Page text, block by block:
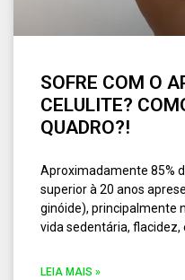
SOFRE COM O
CELULITE?
QUADRO?!
Aproximadamente 85%
superior à 20 anos
ginóide), principalmente
vida sedentária, flacidez,
LEIA MAIS »